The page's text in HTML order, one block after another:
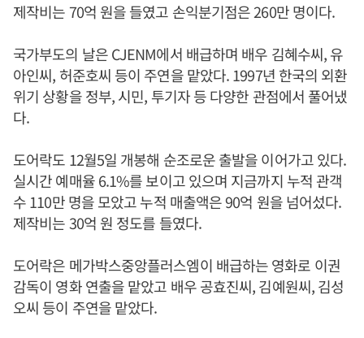
제작비는 70억 원을 들였고 손익분기점은 260만 명이다.
국가부도의 날은 CJENM에서 배급하며 배우 김혜수씨, 유
아인씨, 허준호씨 등이 주연을 맡았다. 1997년 한국의 외환
위기 상황을 정부, 시민, 투기자 등 다양한 관점에서 풀어냈
다.
도어락도 12월5일 개봉해 순조로운 출발을 이어가고 있다.
실시간 예매율 6.1%를 보이고 있으며 지금까지 누적 관객
수 110만 명을 모았고 누적 매출액은 90억 원을 넘어섰다.
제작비는 30억 원 정도를 들였다.
도어락은 메가박스중앙플러스엠이 배급하는 영화로 이권
감독이 영화 연출을 맡았고 배우 공효진씨, 김예원씨, 김성
오씨 등이 주연을 맡았다.